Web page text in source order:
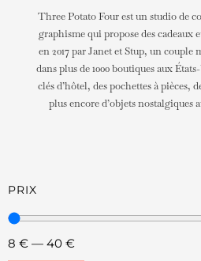
Three Potato Four est un studio de
graphisme qui propose des cadeaux
en 2017 par Janet et Stup, un couple
dans plus de 1000 boutiques aux
clés d’hôtel, des pochettes à pièces,
plus encore d’objets nostalgiques
PRIX
8 € — 40 €